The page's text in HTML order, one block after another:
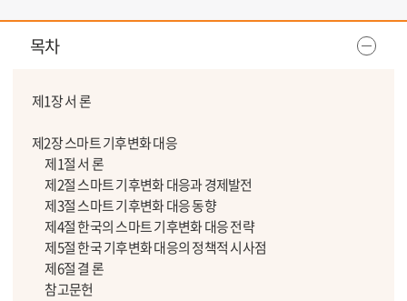
목차
제1장 서 론
제2장 스마트 기후변화 대응
제1절 서 론
제2절 스마트 기후변화 대응과 경제발전
제3절 스마트 기후변화 대응 동향
제4절 한국의 스마트 기후변화 대응 전략
제5절 한국 기후변화 대응의 정책적 시사점
제6절 결 론
참고문헌